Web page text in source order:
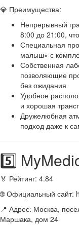
💎 Преимущества:
Непрерывный
8:00 до 21:00,
Специальная
малыш» с
Собственная
позволяющие
без ожидания
Удобное
и хорошая
Дружелюбная
подход даже к
5️⃣
🏅 Рейтинг: 4.84
🌐 Официальный сайт:
📍 Адрес: Москва,
Маршака, дом 24